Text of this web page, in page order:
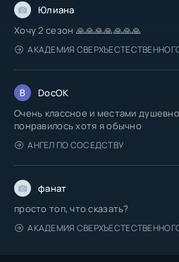
Юлиана
Хочу 2 сезон 🙏🙏🙏🙏🙏🙏🙏
АКАДЕМИЯ
DocOK
Очень классное и местами
понравилось хотя я обычно
АНГЕЛ ПО СОСЕДСТВУ
фанат
просто топ, что сказать?
АКАДЕМИЯ